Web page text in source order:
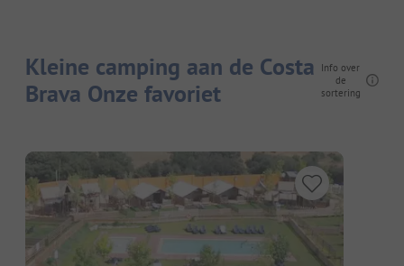
Kleine camping aan de Costa
Brava Onze favoriet
Info over
de
sortering